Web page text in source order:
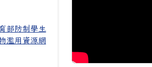
部防制學生
濫用資源網